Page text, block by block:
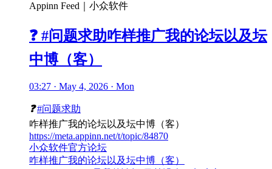
Appinn Feed｜小众软件
❓ #问题求助咋样推广我的论坛以及坛
中博（客）
03:27 · May 4, 2026 · Mon
❓ #问题求助
咋样推广我的论坛以及坛中博（客）
https://meta.appinn.net/t/topic/84870
小众软件官方论坛
咋样推广我的论坛以及坛中博（客）